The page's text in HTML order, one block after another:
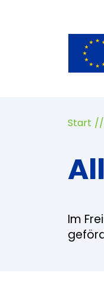
Start
Im